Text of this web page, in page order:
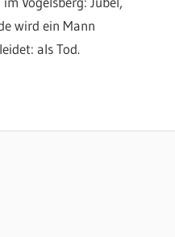
wird ein Mann
als Tod.